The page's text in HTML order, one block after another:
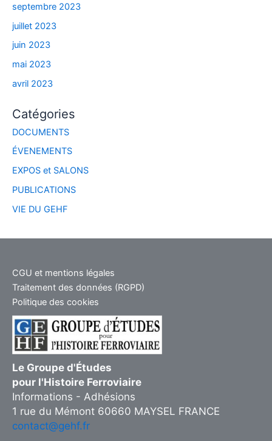
septembre 2023
juillet 2023
juin 2023
mai 2023
avril 2023
Catégories
DOCUMENTS
ÉVENEMENTS
EXPOS et SALONS
PUBLICATIONS
VIE DU GEHF
CGU et mentions légales
Traitement des données (RGPD)
Politique des cookies
Le Groupe d'Études
pour l'Histoire Ferroviaire
Informations - Adhésions
1 rue du Mémont 60660 MAYSEL FRANCE
contact@gehf.fr